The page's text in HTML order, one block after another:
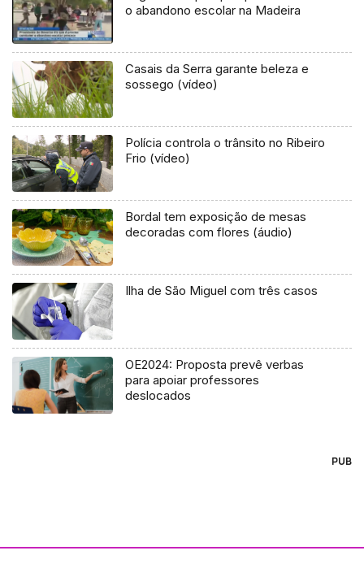
o abandono escolar na Madeira
Casais da Serra garante beleza e
sossego (vídeo)
Polícia controla o trânsito no Ribeiro
Frio (vídeo)
Bordal tem exposição de mesas
decoradas com flores (áudio)
Ilha de São Miguel com três casos
OE2024: Proposta prevê verbas
para apoiar professores
deslocados
PUB